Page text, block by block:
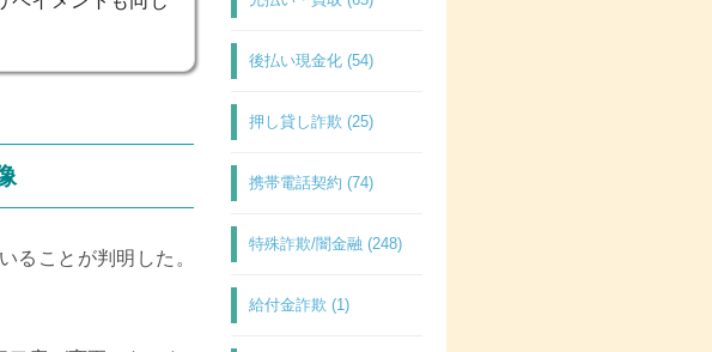
ることが判明した。
後払い現金化 (54)
押し貸し詐欺 (25)
携帯電話契約 (74)
特殊詐欺/闇金融 (248)
給付金詐欺 (1)